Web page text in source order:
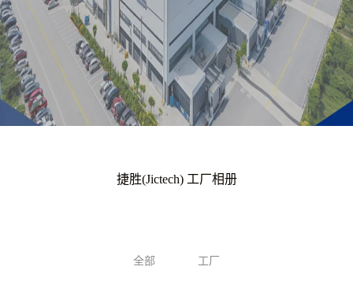
捷胜(Jictech) 工厂相册
全部 工厂